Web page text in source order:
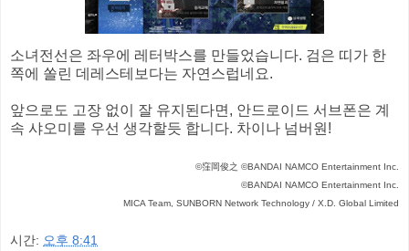
소녀전선은 좌우에 레터박스를 만들었습니다. 검은 띠가 한
쪽에 쏠린 데레스테보다는 자연스럽네요.
앞으로도 고장 없이 잘 유지된다면, 안드로이드 서브폰은 계
속 샤오미를 우선 생각할듯 합니다. 차이나 넘버원!
©窪岡俊之 ©BANDAI NAMCO Entertainment Inc.
©BANDAI NAMCO Entertainment Inc.
MICA Team, SUNBORN Network Technology / X.D. Global Limited
시간: 오후 8:41